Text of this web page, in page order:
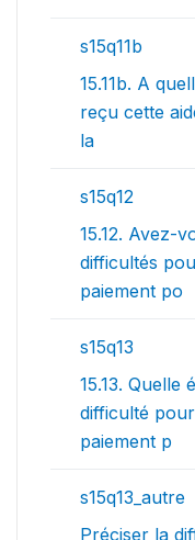
s15q11b
15.11b. A
reçu cette
la
s15q12
15.12. Avez-
difficultés
paiement po
s15q13
15.13. Quelle
difficulté
paiement p
s15q13_autre
Préciser la